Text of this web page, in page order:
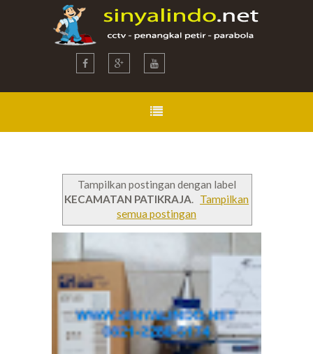
Tampilkan postingan dengan label
KECAMATAN PATIKRAJA. Tampilkan
semua postingan